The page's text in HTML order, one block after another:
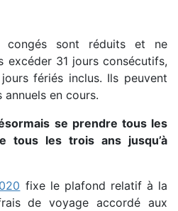
congés sont réduits et ne
excéder 31 jours consécutifs,
fériés inclus. Ils peuvent
en cours.
se prendre tous les
les trois ans jusqu’à
fixe le plafond relatif à la
de voyage accordé aux